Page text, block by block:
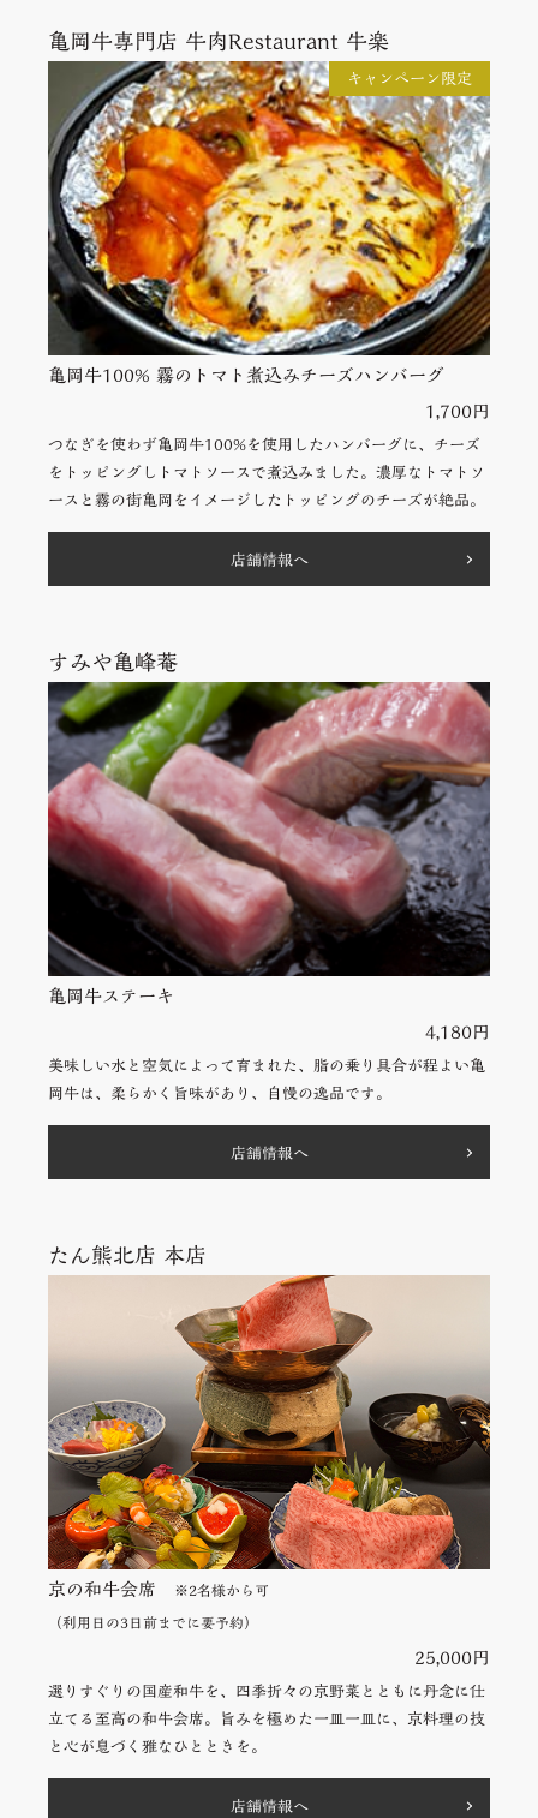
亀岡牛専門店 牛肉Restaurant 牛楽
キャンペーン限定
亀岡牛100% 霧のトマト煮込みチーズハンバーグ
1,700円
つなぎを使わず亀岡牛100%を使用したハンバーグに、チーズ
をトッピングしトマトソースで煮込みました。濃厚なトマトソ
ースと霧の街亀岡をイメージしたトッピングのチーズが絶品。
店舗情報へ
すみや亀峰菴
亀岡牛ステーキ
4,180円
美味しい水と空気によって育まれた、脂の乗り具合が程よい亀
岡牛は、柔らかく旨味があり、自慢の逸品です。
店舗情報へ
たん熊北店 本店
京の和⽜会席 ※2名様から可
（利⽤⽇の3⽇前までに要予約）
25,000円
選りすぐりの国産和⽜を、四季折々の京野菜とともに丹念に仕
⽴てる⾄⾼の和⽜会席。旨みを極めた⼀⽫⼀⽫に、京料理の技
と⼼が息づく雅なひとときを。
店舗情報へ